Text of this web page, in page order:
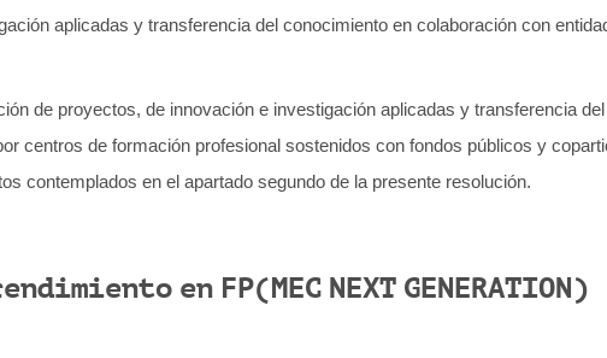
aplicadas y transferencia del conocimiento en colaboración con
de proyectos, de innovación e investigación aplicadas y transferencia
centros de formación profesional sostenidos con fondos públicos y
contemplados en el apartado segundo de la presente resolución.
en FP(MEC NEXT GENERATION)